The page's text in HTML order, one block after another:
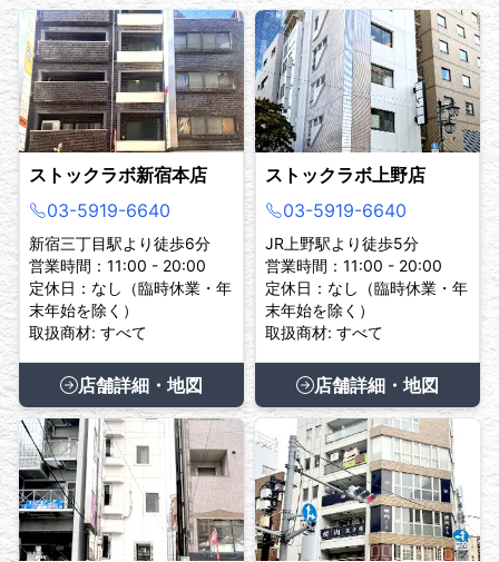
ストックラボ新宿本店
03-5919-6640
新宿三丁目駅より徒歩6分
営業時間：11:00 - 20:00
定休日：なし（臨時休業・年
末年始を除く）
取扱商材: すべて
店舗詳細・地図
ストックラボ上野店
03-5919-6640
JR上野駅より徒歩5分
営業時間：11:00 - 20:00
定休日：なし（臨時休業・年
末年始を除く）
取扱商材: すべて
店舗詳細・地図